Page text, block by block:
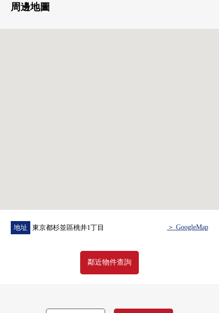
・許多2LDK+收納
周邊地圖
地址 東京都杉並區桃井1丁目 ＞ GoogleMap
鄰近物件查詢